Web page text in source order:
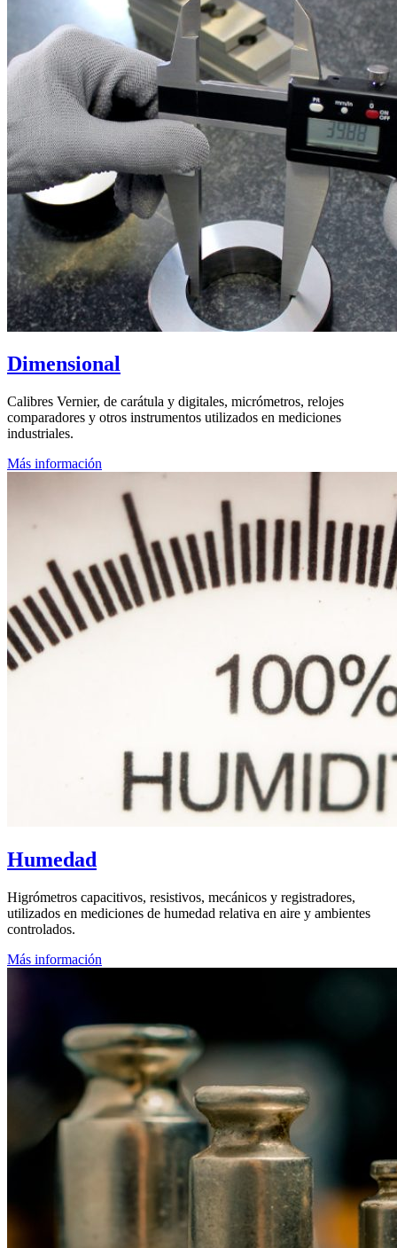
Dimensional
Calibres Vernier, de carátula y digitales, micrómetros, relojes
comparadores y otros instrumentos utilizados en mediciones
industriales.
Más información
Humedad
Higrómetros capacitivos, resistivos, mecánicos y registradores,
utilizados en mediciones de humedad relativa en aire y ambientes
controlados.
Más información